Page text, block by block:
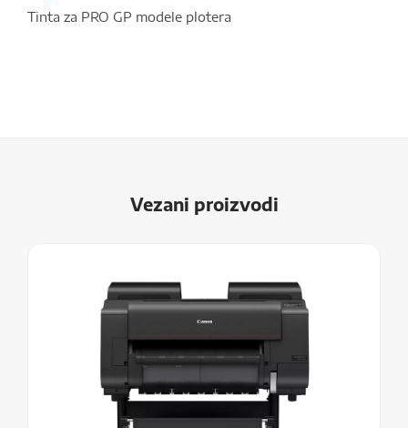
Tinta za PRO GP modele plotera
Vezani proizvodi